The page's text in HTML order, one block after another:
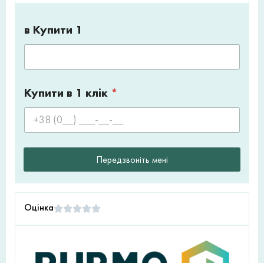
в Купити 1
Купити в 1 клік *
Передзвоніть мені
Оцінка